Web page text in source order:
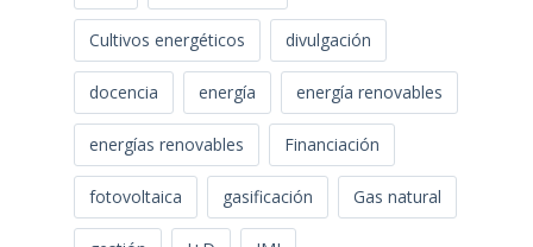
Cultivos energéticos divulgación
docencia energía energía renovables
energías renovables Financiación
fotovoltaica gasificación Gas natural